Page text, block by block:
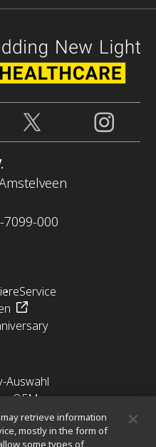
7099-000
Service
Auswahl
OEM
retrieve information
mostly in the form of
some types of